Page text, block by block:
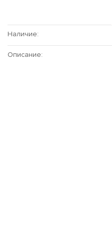
Наличие:
Описание: